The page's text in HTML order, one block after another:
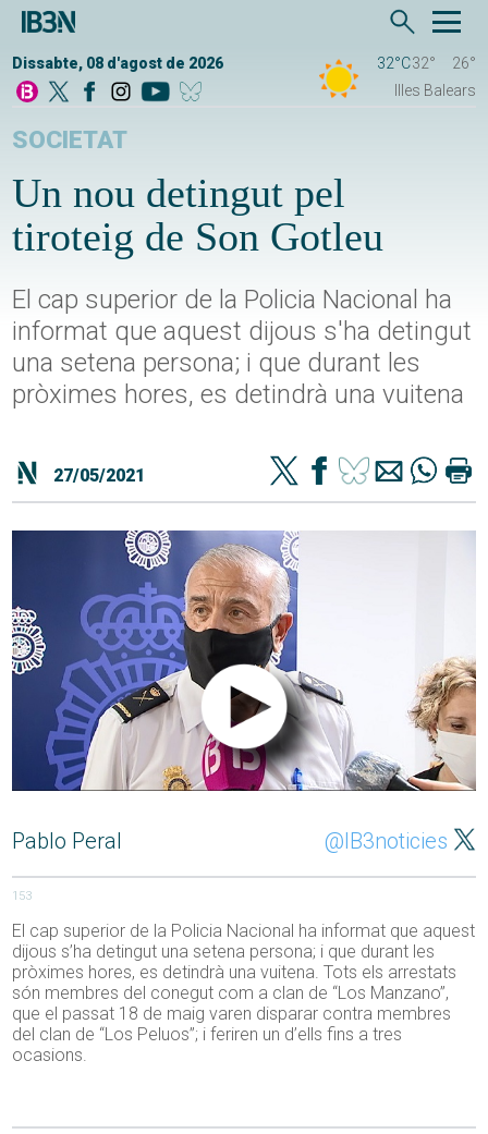
Dissabte, 08 d'agost de 2026 32°C32°
26°
Illes Balears
SOCIETAT
Un nou detingut pel
tiroteig de Son Gotleu
El cap superior de la Policia Nacional ha
informat que aquest dijous s'ha detingut
una setena persona; i que durant les
pròximes hores, es detindrà una vuitena
27/05/2021
Pablo Peral @IB3noticies
153
El cap superior de la Policia Nacional ha informat que aquest
dijous s’ha detingut una setena persona; i que durant les
pròximes hores, es detindrà una vuitena. Tots els arrestats
són membres del conegut com a clan de “Los Manzano”,
que el passat 18 de maig varen disparar contra membres
del clan de “Los Peluos”; i feriren un d’ells fins a tres
ocasions.